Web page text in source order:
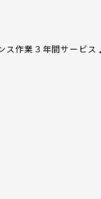
ス作業３年間サービ